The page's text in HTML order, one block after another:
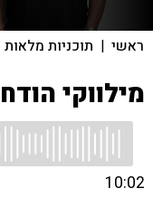
ראשי | תוכניות מלאות
מילווקי
10:02